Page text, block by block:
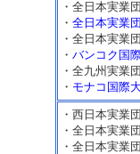
・全日本実業
・ 全日本実業
・全日本実
・ バンコク国
・全九州実業
・ モナコ国際
・西日本実業
・全日本実業
・全日本実業